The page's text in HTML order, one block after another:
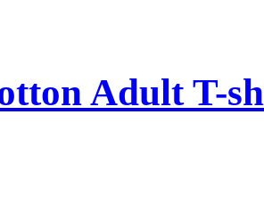
Adult T-